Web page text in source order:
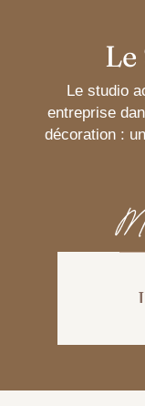
Le studio
entreprise
décoration :